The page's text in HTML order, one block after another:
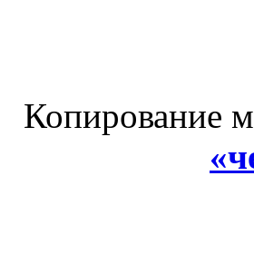
Копирование